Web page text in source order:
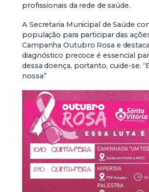
profissionais da rede de saúde.
A Secretaria Municipal de Saúde
população para participar das
Campanha Outubro Rosa e
diagnóstico precoce é essencial
dessa doença, portanto, cuide-se.
nossa”